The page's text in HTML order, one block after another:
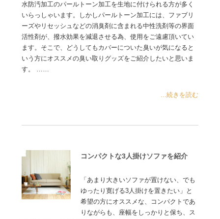
水防汚加工のパールトーン加工を生地に付けられる方が多く
いらっしゃいます。しかしパールトーン加工には、ファブリ
ーズやリセッシュなどの消臭剤に含まれる中性洗剤等の界面
活性剤が、撥水効果を減退させる為、使用をご遠慮頂いてい
ます。そこで、どうしてもカバーについた臭いが気になると
いう方にオススメの臭い取りグッズをご紹介したいと思いま
す。 ……
...続きを読む
コンパクトな3人掛けソファを紹介
「あまり大きいソファが置けない、でも
ゆったり寛げる3人掛けを置きたい」と
希望の方にオススメな、コンパクトであ
りながらも、座幅をしっかりと保ち、ス